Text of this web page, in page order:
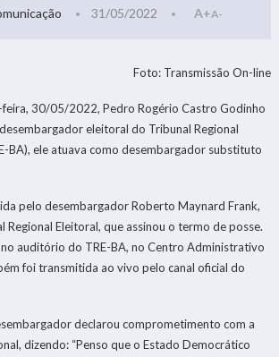
31/05/2022 A+A-
Foto: Transmissão On-line
feira, 30/05/2022, Pedro Rogério Castro Godinho
eleitoral do Tribunal Regional
BA), ele atuava como desembargador substituto
pelo desembargador Roberto Maynard Frank,
Regional Eleitoral, que assinou o termo de posse.
auditório do TRE-BA, no Centro Administrativo
foi transmitida ao vivo pelo canal oficial do
declarou comprometimento com a
dizendo: “Penso que o Estado Democrático